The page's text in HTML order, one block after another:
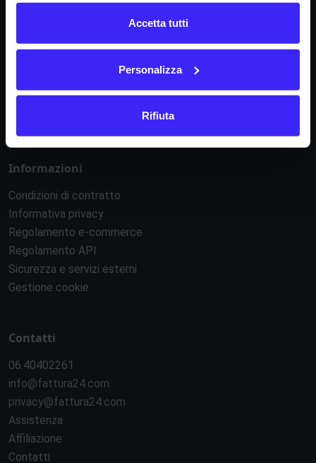
Accetta tutti
Personalizza
Rifiuta
La nostra missione
FAQ
Via B. Croce 19, Roma (Italia)
Informazioni
Condizioni di contratto
Informativa privacy
Regolamento e-commerce
Regolamento API
Sicurezza e servizi esterni
Gestione cookie
Contatti
06.40402261
info@fattura24.com
privacy@fattura24.com
Assistenza
Affiliazione
Contatti